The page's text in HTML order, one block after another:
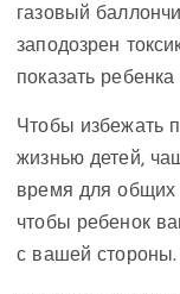
газовый
заподозрен
показать
Чтобы избежать
жизнью детей,
время для общих
чтобы ребенок
с вашей